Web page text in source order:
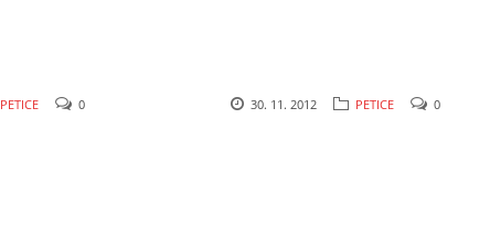
PETICE 0 30. 11. 2012 PETICE 0